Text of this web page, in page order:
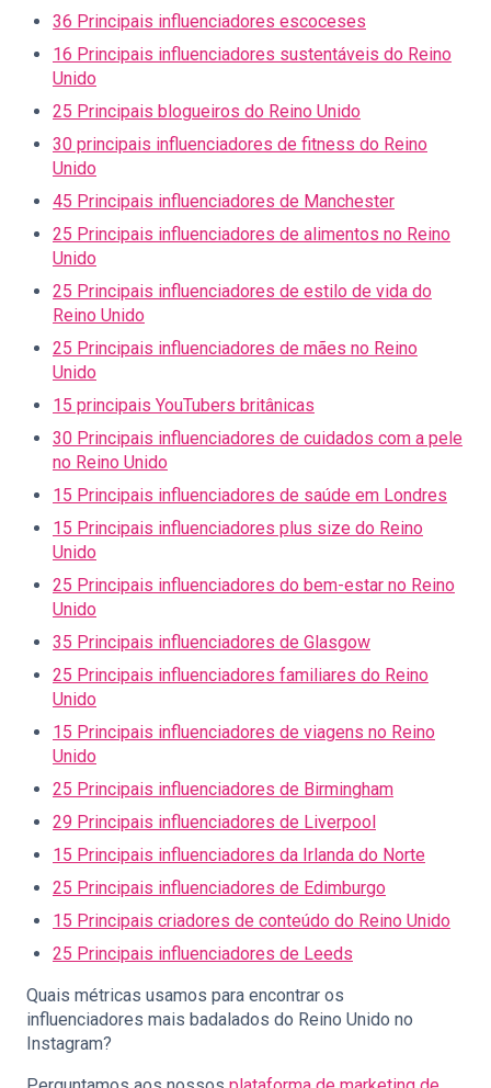
36 Principais influenciadores escoceses
16 Principais influenciadores sustentáveis do Reino
Unido
25 Principais blogueiros do Reino Unido
30 principais influenciadores de fitness do Reino
Unido
45 Principais influenciadores de Manchester
25 Principais influenciadores de alimentos no Reino
Unido
25 Principais influenciadores de estilo de vida do
Reino Unido
25 Principais influenciadores de mães no Reino
Unido
15 principais YouTubers britânicas
30 Principais influenciadores de cuidados com a pele
no Reino Unido
15 Principais influenciadores de saúde em Londres
15 Principais influenciadores plus size do Reino
Unido
25 Principais influenciadores do bem-estar no Reino
Unido
35 Principais influenciadores de Glasgow
25 Principais influenciadores familiares do Reino
Unido
15 Principais influenciadores de viagens no Reino
Unido
25 Principais influenciadores de Birmingham
29 Principais influenciadores de Liverpool
15 Principais influenciadores da Irlanda do Norte
25 Principais influenciadores de Edimburgo
15 Principais criadores de conteúdo do Reino Unido
25 Principais influenciadores de Leeds
Quais métricas usamos para encontrar os
influenciadores mais badalados do Reino Unido no
Instagram?